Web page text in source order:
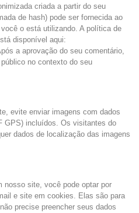
criada a partir do seu
de hash) pode ser fornecida ao
o está utilizando. A política de
disponível aqui:
a aprovação do seu comentário,
no contexto do seu
evite enviar imagens com dados
GPS) incluídos. Os visitantes do
dados de localização das imagens
nosso site, você pode optar por
e site em cookies. Elas são para
precise preencher seus dados